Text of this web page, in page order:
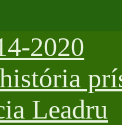
2020
Leadru